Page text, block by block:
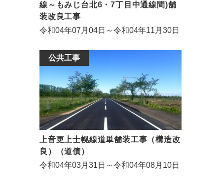
線～もみじ台北6・7丁目中通線間)舗
装改良工事
令和04年07月04日～令和04年11月30日
公共工事
上音更上士幌線道単舗装工事（構造改
良）（道債）
令和04年03月31日～令和04年08月10日